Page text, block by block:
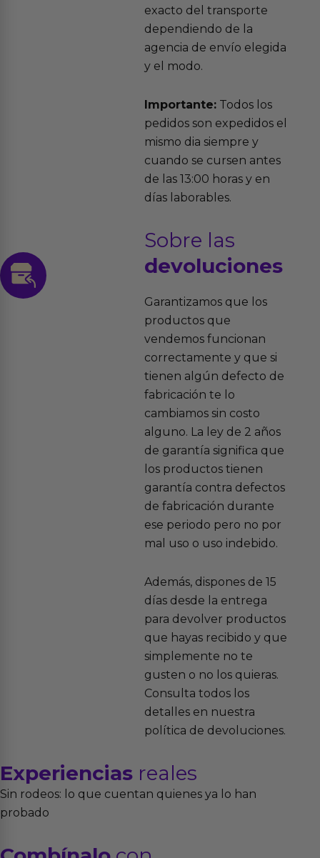
exacto del transporte
dependiendo de la
agencia de envío elegida
y el modo.
Importante:Todos los
pedidos son expedidos el
mismo dia siempre y
cuando se cursen antes
de las 13:00 horas y en
días laborables.
Sobre las
devoluciones
Garantizamos que los
productos que
vendemos funcionan
correctamente y que si
tienen algún defecto de
fabricación te lo
cambiamos sin costo
alguno. La ley de 2 años
de garantía significa que
los productos tienen
garantía contra defectos
de fabricación durante
ese periodo pero no por
mal uso o uso indebido.
Además, dispones de 15
días desde la entrega
para devolver productos
que hayas recibido y que
simplemente no te
gusten o no los quieras.
Consulta todos los
detalles en nuestra
política de devoluciones.
Experiencias reales
Sin rodeos: lo que cuentan quienes ya lo han
probado